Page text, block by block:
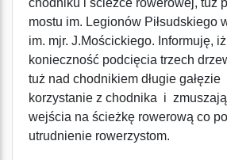
chodniku i ścieżce rowerowej, tuż
mostu im. Legionów Piłsudskiego
im. mjr. J.Mościckiego. Informuję,
konieczność podcięcia trzech
tuż nad chodnikiem długie
korzystanie z chodnika i
wejścia na ścieżkę rowerową co
utrudnienie rowerzystom.